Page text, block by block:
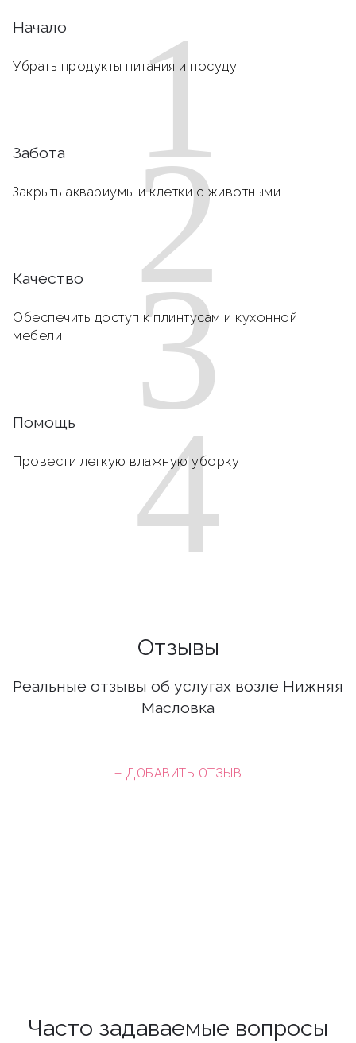
1
Начало
Убрать продукты питания и посуду
2
Забота
Закрыть аквариумы и клетки с животными
3
Качество
Обеспечить доступ к плинтусам и кухонной
мебели
4
Помощь
Провести легкую влажную уборку
Отзывы
Реальные отзывы об услугах возле Нижняя
Масловка
+ ДОБАВИТЬ ОТЗЫВ
Часто задаваемые вопросы